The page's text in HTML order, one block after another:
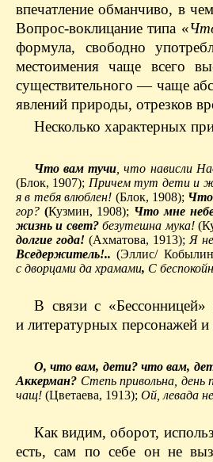
впечатление обманчиво, в
Воп­рос-воклицание типа «
формула, свободно
местоимения чаще всего
существительного — чаще
явлений природы, отрезков
Несколько характерных
Что вам тучи , что нависли
(Блок, 1907); Причем тут дети и
я в тебя влюблен! (Блок, 1908);
гор? (Кузмин, 1908); Что мне
жизнь и свет?безутешна мука!
долгие года! (Ахматова, 1913); Я
Вседержитель!.. (Эллис/
с дворцами да храмами, С
В связи с «Бессонницей»
и литературных персонажей и
О, что вам, дети? что вам,
Аккерман? Степь привольна, день
чащ! (Цветаева, 1913); Ой, левада
Как видим, оборот,
есть, сам по себе он не